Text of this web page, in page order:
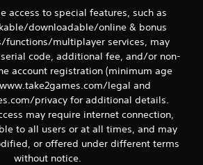
l
a
s
e
n
u
access to special features, such as
downloadable/online & bonus
functions/multiplayer services, may
code, additional fee, and/or non-
account registration (minimum age
legal and
privacy for additional details.
may require internet connection,
to all users or at all times, and may
or offered under different terms
without notice.